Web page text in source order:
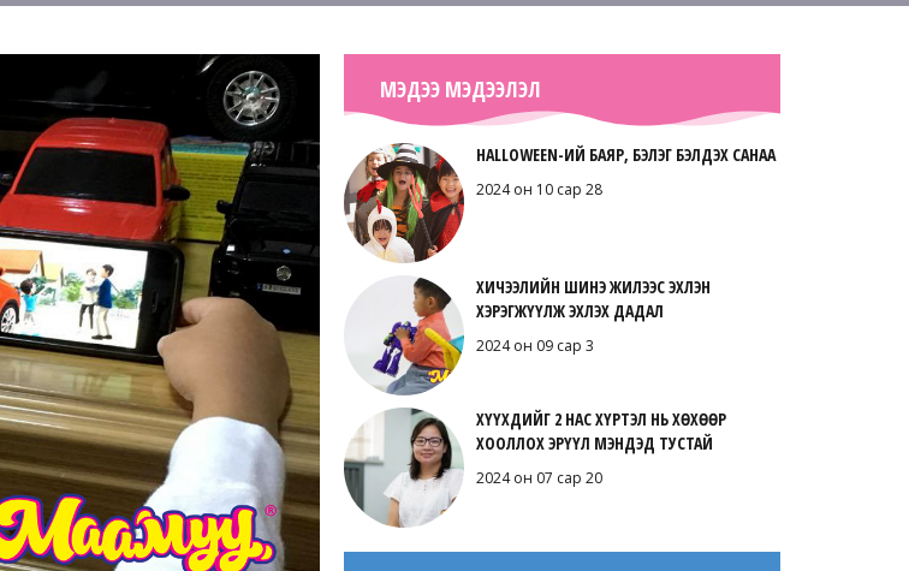
МЭДЭЭ МЭДЭЭЛЭЛ
HALLOWEEN-ИЙ БАЯР, БЭЛЭГ БЭЛДЭХ САНАА
2024 он 10 сар 28
ХИЧЭЭЛИЙН ШИНЭ ЖИЛЭЭС ЭХЛЭН
ХЭРЭГЖҮҮЛЖ ЭХЛЭХ ДАДАЛ
2024 он 09 сар 3
ХҮҮХДИЙГ 2 НАС ХҮРТЭЛ НЬ ХӨХӨӨР
ХООЛЛОХ ЭРҮҮЛ МЭНДЭД ТУСТАЙ
2024 он 07 сар 20